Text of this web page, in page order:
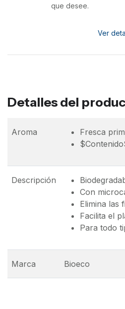
que desee.
Ver
Detalles del
Aroma
Fresca
Descripción
Con
Elimina las
Facilita el
Para todo
Marca Bioeco